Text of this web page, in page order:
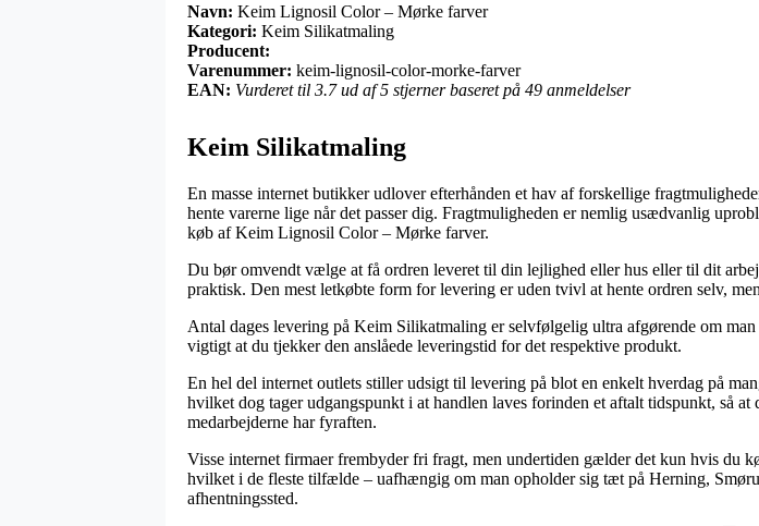
Navn: Keim Lignosil Color – Mørke farver
Kategori: Keim Silikatmaling
Producent:
Varenummer: keim-lignosil-color-morke-farver
EAN: Vurderet til 3.7 ud af 5 stjerner baseret på 49 anmeldelser
Keim Silikatmaling
En masse internet butikker udlover efterhånden et hav af forskellige
hente varerne lige når det passer dig. Fragtmuligheden er nemlig usædvanlig
køb af Keim Lignosil Color – Mørke farver.
Du bør omvendt vælge at få ordren leveret til din lejlighed eller hus eller til dit
praktisk. Den mest letkøbte form for levering er uden tvivl at hente ordren selv,
Antal dages levering på Keim Silikatmaling er selvfølgelig ultra afgørende om
vigtigt at du tjekker den anslåede leveringstid for det respektive produkt.
En hel del internet outlets stiller udsigt til levering på blot en enkelt hverdag på
hvilket dog tager udgangspunkt i at handlen laves forinden et aftalt tidspunkt, så
medarbejderne har fyraften.
Visse internet firmaer frembyder fri fragt, men undertiden gælder det kun hvis du
hvilket i de fleste tilfælde – uafhængig om man opholder sig tæt på Herning,
afhentningssted.